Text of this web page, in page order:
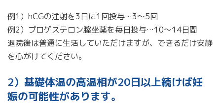
例1）hCGの注射を3日に1回投与…3～5回
例2）プロゲステロン膣坐薬を毎日投与…10～14日間
退院後は普通に生活していただけますが、できるだけ安静
を心がけてください。
2）基礎体温の高温相が20日以上続けば妊
娠の可能性があります。